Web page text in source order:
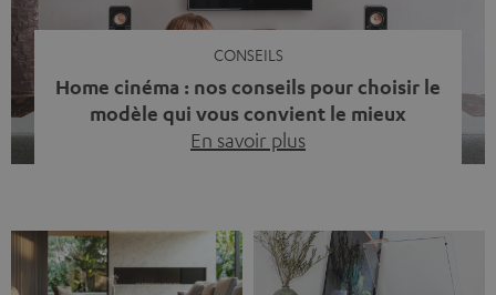
sonner bien. […]
CONSEILS
Home cinéma : nos conseils pour choisir le
modèle qui vous convient le mieux
En savoir plus
dialogue est couvert par un bruit de fond… et adieu
l’immersion. Rassurez-vous, on a tous vécu ça. Mais la